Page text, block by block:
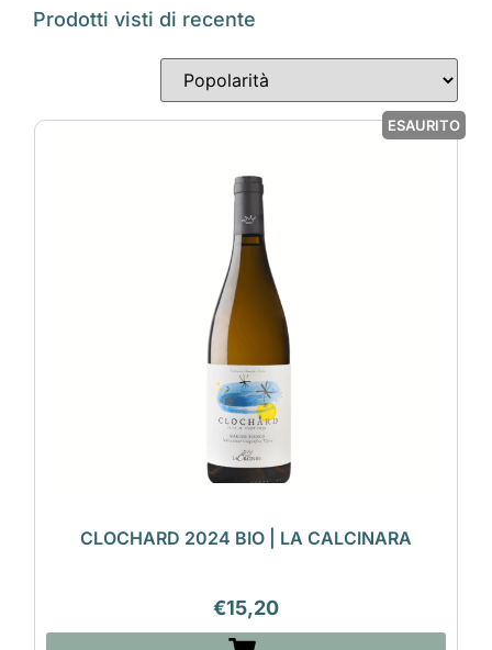
Prodotti visti di recente
ESAURITO
CLOCHARD 2024 BIO | LA CALCINARA
€15,20